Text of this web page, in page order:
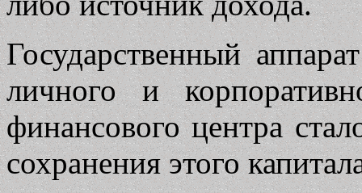
Государственный
личного и
финансового центра
сохранения этого